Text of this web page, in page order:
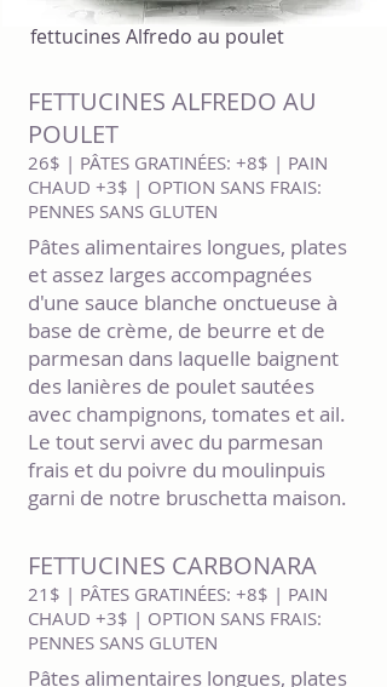
fettucines Alfredo au poulet
FETTUCINES ALFREDO AU
POULET
26$ | PÂTES GRATINÉES: +8$ | PAIN
CHAUD +3$ | OPTION SANS FRAIS:
PENNES SANS GLUTEN
Pâtes alimentaires longues, plates
et assez larges accompagnées
d'une sauce blanche onctueuse à
base de crème, de beurre et de
parmesan dans laquelle baignent
des lanières de poulet sautées
avec champignons, tomates et ail.
Le tout servi avec du parmesan
frais et du poivre du moulinpuis
garni de notre bruschetta maison.
FETTUCINES CARBONARA
21$ | PÂTES GRATINÉES: +8$ | PAIN
CHAUD +3$ | OPTION SANS FRAIS:
PENNES SANS GLUTEN
Pâtes alimentaires longues, plates